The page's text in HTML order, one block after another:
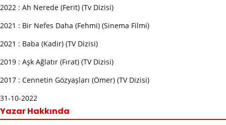
2022 : Ah Nerede (Ferit) (Tv Dizisi)
2021 : Bir Nefes Daha (Fehmi) (Sinema Filmi)
2021 : Baba (Kadir) (TV Dizisi)
2019 : Aşk Ağlatır (Fırat) (TV Dizisi)
2017 : Cennetin Gözyaşları (Ömer) (TV Dizisi)
31-10-2022
Yazar Hakkında